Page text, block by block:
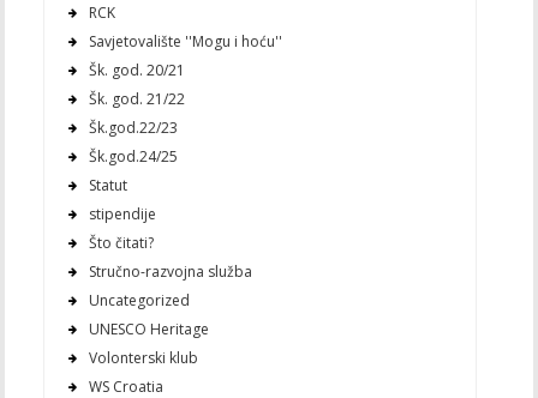
RCK
Savjetovalište ''Mogu i hoću''
Šk. god. 20/21
Šk. god. 21/22
Šk.god.22/23
Šk.god.24/25
Statut
stipendije
Što čitati?
Stručno-razvojna služba
Uncategorized
UNESCO Heritage
Volonterski klub
WS Croatia